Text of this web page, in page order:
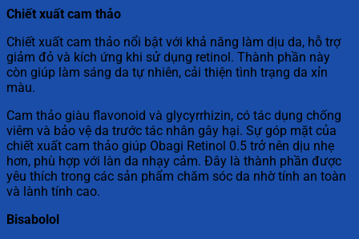
Chiết xuất cam thảo
Chiết xuất cam thảo nổi bật với khả năng làm dịu da, hỗ trợ
giảm đỏ và kích ứng khi sử dụng retinol. Thành phần này
còn giúp làm sáng da tự nhiên, cải thiện tình trạng da xỉn
màu.
Cam thảo giàu flavonoid và glycyrrhizin, có tác dụng chống
viêm và bảo vệ da trước tác nhân gây hại. Sự góp mặt của
chiết xuất cam thảo giúp Obagi Retinol 0.5 trở nên dịu nhẹ
hơn, phù hợp với làn da nhạy cảm. Đây là thành phần được
yêu thích trong các sản phẩm chăm sóc da nhờ tính an toàn
và lành tính cao.
Bisabolol